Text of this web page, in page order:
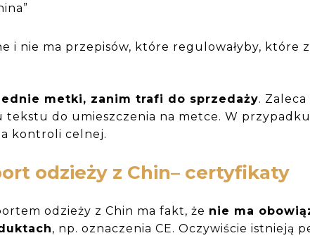
i nie ma przepisów, które regulowałyby, które
metki, zanim trafi do sprzedaży.
tekstu do umieszczenia na metce. W
kontroli celnej.
odzieży z Chin– certyfikaty
odzieży z Chin ma fakt, że nie ma
, np. oznaczenia CE. Oczywiście istnieją